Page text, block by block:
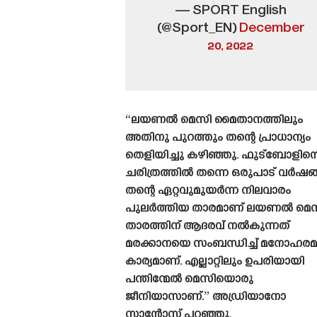
— SPORT English
(@Sport_EN)December
20, 2022
“ലയണൽ മെസി മൈതാനത്തിലും
അതിനു പുറത്തും തന്റെ പ്രാധാന്യം
തെളിയിച്ചു കഴിഞ്ഞു.
ചരിത്രത്തിൽ തന്നെ ഒരുപാട്
തന്റെ ഏറ്റവുമുയർന്ന നിലവാരം
പുലർത്തിയ താരമാണ് ലയണൽ
താരത്തിന് ആദരവ് നൽകുന്നത്
മരക്കാനയെ സംബന്ധിച്ച്
കാര്യമാണ്. എല്ലാറ്റിലും ഉപരിയായി
പന്തിന്മേൽ മെസിയൊരു
ജീനിയാസാണ്.” അഡ്രിയാനോ